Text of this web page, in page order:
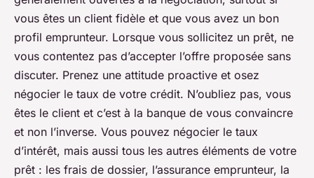
vous êtes un client fidèle et que vous avez un bon
profil emprunteur. Lorsque vous sollicitez un prêt, ne
vous contentez pas d’accepter l’offre proposée sans
discuter. Prenez une attitude proactive et osez
négocier le taux de votre crédit. N’oubliez pas, vous
êtes le client et c’est à la banque de vous convaincre
et non l’inverse. Vous pouvez négocier le taux
d’intérêt, mais aussi tous les autres éléments de votre
prêt : les frais de dossier, l’assurance emprunteur, la